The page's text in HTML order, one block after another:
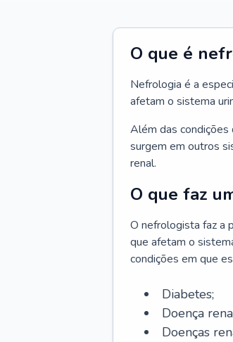
O que é
Nefrologia é a
afetam o sistema
Além das condições
surgem em outros
renal.
O que faz
O nefrologista faz a
que afetam o
condições em que
Diabetes;
Doença
Doenças